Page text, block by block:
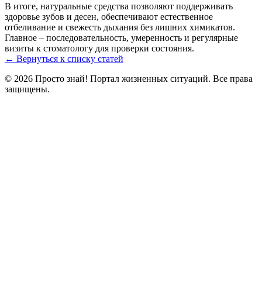
В итоге, натуральные средства позволяют поддерживать
здоровье зубов и десен, обеспечивают естественное
отбеливание и свежесть дыхания без лишних химикатов.
Главное – последовательность, умеренность и регулярные
визиты к стоматологу для проверки состояния.
← Вернуться к списку статей
© 2026 Просто знай! Портал жизненных ситуаций. Все права
защищены.